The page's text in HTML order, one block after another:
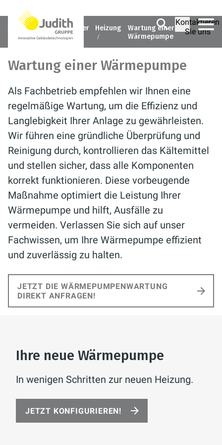
Kontaktieren
Sie uns
Judith Gruppe Ratgeber Heizung
Wartung einer
Wärmepumpe
Wartung einer Wärmepumpe
Als Fachbetrieb empfehlen wir Ihnen eine
regelmäßige Wartung, um die Effizienz und
Langlebigkeit Ihrer Anlage zu gewährleisten.
Wir führen eine gründliche Überprüfung und
Reinigung durch, kontrollieren das Kältemittel
und stellen sicher, dass alle Komponenten
korrekt funktionieren. Diese vorbeugende
Maßnahme optimiert die Leistung Ihrer
Wärmepumpe und hilft, Ausfälle zu
vermeiden. Verlassen Sie sich auf unser
Fachwissen, um Ihre Wärmepumpe effizient
und zuverlässig zu halten.
JETZT DIE WÄRMEPUMPENWARTUNG
DIREKT ANFRAGEN!
Ihre neue Wärmepumpe
In wenigen Schritten zur neuen Heizung.
JETZT KONFIGURIEREN!